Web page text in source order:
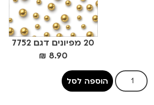
20 מפיונים דגם 7752
₪ 8.90
הוספה לסל